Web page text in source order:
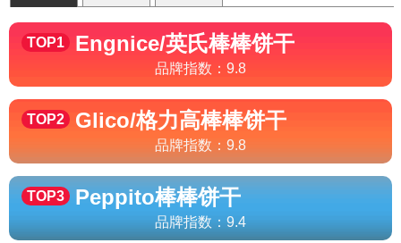
TOP1 Engnice/英氏棒棒饼干
品牌指数： 9.8
TOP2 Glico/格力高棒棒饼干
品牌指数： 9.8
TOP3 Peppito棒棒饼干
品牌指数： 9.4